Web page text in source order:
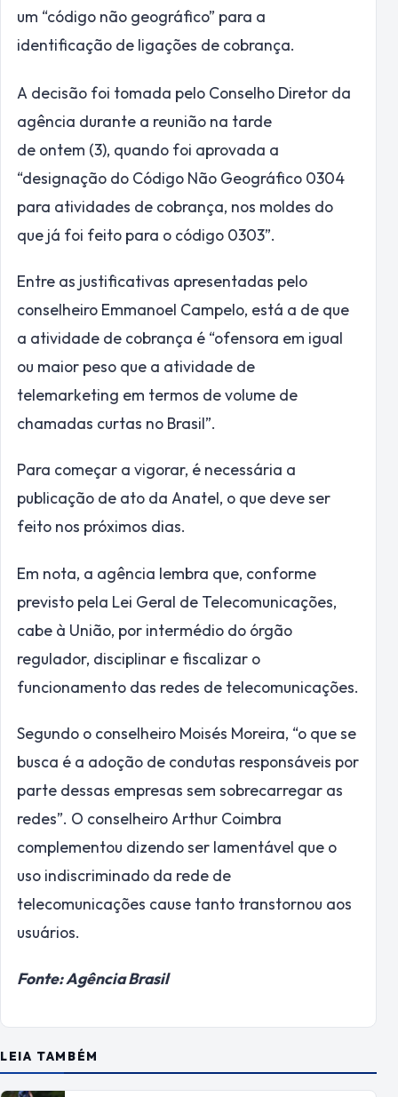
um “código não geográfico” para a
identificação de ligações de cobrança.
A decisão foi tomada pelo Conselho Diretor da
agência durante a reunião na tarde
de ontem (3), quando foi aprovada a
“designação do Código Não Geográfico 0304
para atividades de cobrança, nos moldes do
que já foi feito para o código 0303”.
Entre as justificativas apresentadas pelo
conselheiro Emmanoel Campelo, está a de que
a atividade de cobrança é “ofensora em igual
ou maior peso que a atividade de
telemarketing em termos de volume de
chamadas curtas no Brasil”.
Para começar a vigorar, é necessária a
publicação de ato da Anatel, o que deve ser
feito nos próximos dias.
Em nota, a agência lembra que, conforme
previsto pela Lei Geral de Telecomunicações,
cabe à União, por intermédio do órgão
regulador, disciplinar e fiscalizar o
funcionamento das redes de telecomunicações.
Segundo o conselheiro Moisés Moreira, “o que se
busca é a adoção de condutas responsáveis por
parte dessas empresas sem sobrecarregar as
redes”. O conselheiro Arthur Coimbra
complementou dizendo ser lamentável que o
uso indiscriminado da rede de
telecomunicações cause tanto transtornou aos
usuários.
Fonte: Agência Brasil
LEIA TAMBÉM